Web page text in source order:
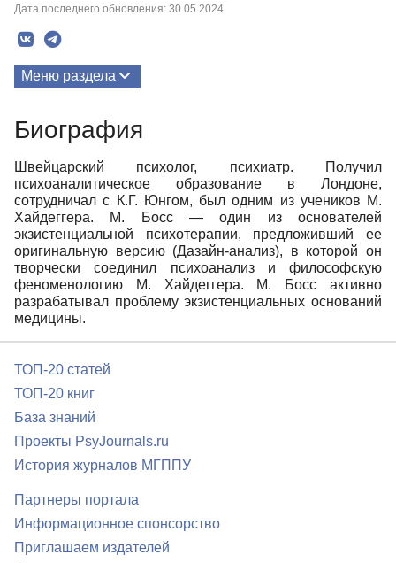
Дата последнего обновления: 30.05.2024
Меню раздела
Биография
Биография
Швейцарский психолог, психиатр. Получил
психоаналитическое образование в Лондоне,
сотрудничал с К.Г. Юнгом, был одним из учеников М.
Хайдеггера. М. Босс — один из основателей
экзистенциальной психотерапии, предложивший ее
оригинальную версию (Дазайн-анализ), в которой он
творчески соединил психоанализ и философскую
феноменологию М. Хайдеггера. М. Босс активно
разрабатывал проблему экзистенциальных оснований
медицины.
ТОП-20 статей
ТОП-20 книг
База знаний
Проекты PsyJournals.ru
История журналов МГППУ
Партнеры портала
Информационное спонсорство
Приглашаем издателей